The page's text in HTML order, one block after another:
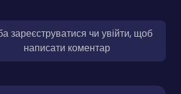
зареєструватися чи увійти, щоб
написати коментар